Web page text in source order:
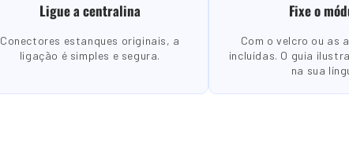
Ligue a centralina
Conectores estanques originais, a
ligação é simples e segura.
Fixe o
Com o velcro ou as
incluídas. O guia
na sua